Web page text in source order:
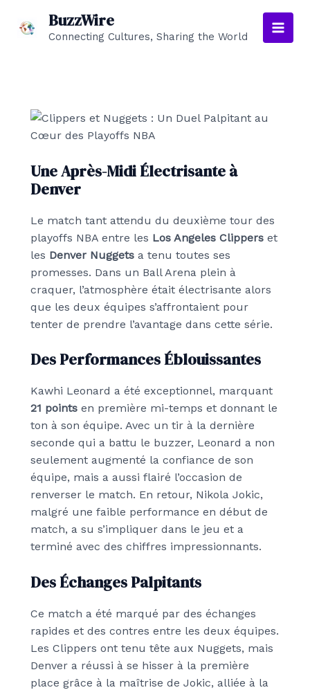
BuzzWire
Connecting Cultures, Sharing the World
Main
Une Après-Midi Électrisante à
Denver
Le match tant attendu du deuxième tour des
playoffs NBA entre les Los Angeles Clippers et
les Denver Nuggets a tenu toutes ses
promesses. Dans un Ball Arena plein à
craquer, l’atmosphère était électrisante alors
que les deux équipes s’affrontaient pour
tenter de prendre l’avantage dans cette série.
Des Performances Éblouissantes
Kawhi Leonard a été exceptionnel, marquant
21 points en première mi-temps et donnant le
ton à son équipe. Avec un tir à la dernière
seconde qui a battu le buzzer, Leonard a non
seulement augmenté la confiance de son
équipe, mais a aussi flairé l’occasion de
renverser le match. En retour, Nikola Jokic,
malgré une faible performance en début de
match, a su s’impliquer dans le jeu et a
terminé avec des chiffres impressionnants.
Des Échanges Palpitants
Ce match a été marqué par des échanges
rapides et des contres entre les deux équipes.
Les Clippers ont tenu tête aux Nuggets, mais
Denver a réussi à se hisser à la première
place grâce à la maîtrise de Jokic, alliée à la